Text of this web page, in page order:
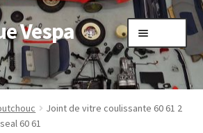
Vespa
Joint de vitre coulissante 60 61 2
60 61